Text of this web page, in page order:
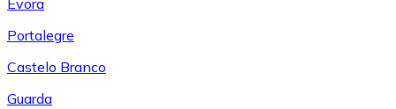
Évora
Portalegre
Castelo Branco
Guarda